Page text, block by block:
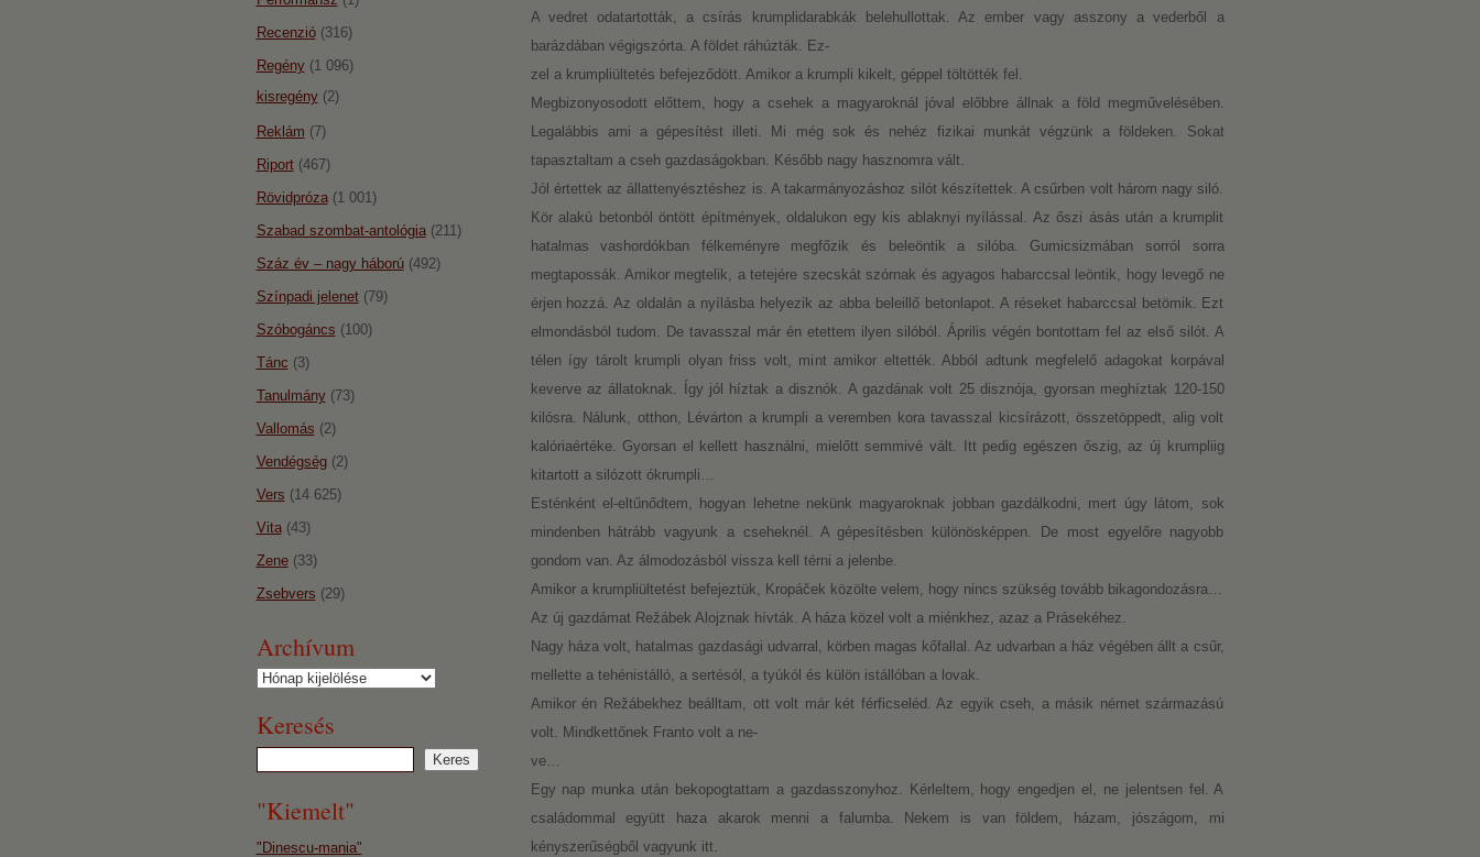
A vedret odatartották, a csírás krumplidarabkák belehullottak. Az ember vagy asszony a vederből a
barázdában végigszórta. A földet ráhúzták. Ez-
zel a krumpliültetés befejeződött. Amikor a krumpli kikelt, géppel töltötték fel.
Megbizonyosodott előttem, hogy a csehek a magyaroknál jóval előbbre állnak a föld megművelésében.
Legalábbis ami a gépesítést illeti. Mi még sok és nehéz fizikai munkát végzünk a földeken. Sokat
tapasztaltam a cseh gazdaságokban. Később nagy hasznomra vált.
Jól értettek az állattenyésztéshez is. A takarmányozáshoz silót készítettek. A csűrben volt három nagy siló.
Kör alakú betonból öntött építmények, oldalukon egy kis ablaknyi nyílással. Az őszi ásás után a krumplit
hatalmas vashordókban félkeményre megfőzik és beleöntik a silóba. Gumicsizmában sorról sorra
megtapossák. Amikor megtelik, a tetejére szecskát szórnak és agyagos habarccsal leöntik, hogy levegő ne
érjen hozzá. Az oldalán a nyílásba helyezik az abba beleillő betonlapot. A réseket habarccsal betömik. Ezt
elmondásból tudom. De tavasszal már én etettem ilyen silóból. Április végén bontottam fel az első silót. A
télen így tárolt krumpli olyan friss volt, mint amikor eltették. Abból adtunk megfelelő adagokat korpával
keverve az állatoknak. Így jól híztak a disznók. A gazdának volt 25 disznója, gyorsan meghíztak 120-150
kilósra. Nálunk, otthon, Lévárton a krumpli a veremben kora tavasszal kicsírázott, összetöppedt, alig volt
kalóriaértéke. Gyorsan el kellett használni, mielőtt semmivé vált. Itt pedig egészen őszig, az új krumpliig
kitartott a silózott ókrumpli…
Esténként el-eltűnődtem, hogyan lehetne nekünk magyaroknak jobban gazdálkodni, mert úgy látom, sok
mindenben hátrább vagyunk a cseheknél. A gépesítésben különösképpen. De most egyelőre nagyobb
gondom van. Az álmodozásból vissza kell térni a jelenbe.
Amikor a krumpliültetést befejeztük, Kropáček közölte velem, hogy nincs szükség tovább bikagondozásra…
Az új gazdámat Režábek Alojznak hívták. A háza közel volt a miénkhez, azaz a Prásekéhez.
Nagy háza volt, hatalmas gazdasági udvarral, körben magas kőfallal. Az udvarban a ház végében állt a csűr,
mellette a tehénistálló, a sertésól, a tyúkól és külön istállóban a lovak.
Amikor én Režábekhez beálltam, ott volt már két férficseléd. Az egyik cseh, a másik német származású
volt. Mindkettőnek Franto volt a ne-
ve…
Egy nap munka után bekopogtattam a gazdasszonyhoz. Kérleltem, hogy engedjen el, ne jelentsen fel. A
családommal együtt haza akarok menni a falumba. Nekem is van földem, házam, jószágom, mi
kényszerűségből vagyunk itt.
Recenzió(316)
Regény(1 096)
kisregény(2)
Reklám (7)
Riport(467)
Rövidpróza(1 001)
Szabad szombat-antológia(211)
Száz év – nagy háború(492)
Színpadi jelenet(79)
Szóbogáncs (100)
Tánc (3)
Tanulmány(73)
Vallomás (2)
Vendégség(2)
Vers (14 625)
Vita(43)
Zene(33)
Zsebvers (29)
Archívum
Archívum
Keresés
"Kiemelt"
"Dinescu-mania"